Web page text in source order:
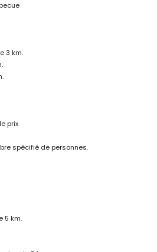
: Valence (> 100 kilomètres)
aux familles avec enfants
dans le prix de location de la villa
d'urgence 24h/24
supplément
pour enfants (sur demande)
Xàbia, Costa Blanca
Xàbia), monument (Pueblo de Xàbia,
(Pueblo de Xàbia, Xàbia), lieu historique
moins de 10 kilomètres de
Denia) (à moins de 25 kilomètres de
3 km.
prix
spécifié de personnes.
5 km.